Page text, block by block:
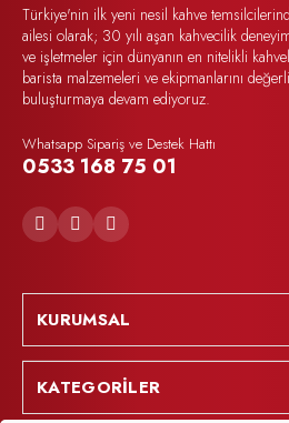
Türkiye'nin ilk yeni nesil kahve
ailesi olarak; 30 yılı aşan kahvecilik
ve işletmeler için dünyanın en nitelikli
barista malzemeleri ve ekipmanlarını
buluşturmaya devam ediyoruz.
Whatsapp Sipariş ve Destek Hattı
0533 168 75 01
KURUMSAL
KATEGORİLER